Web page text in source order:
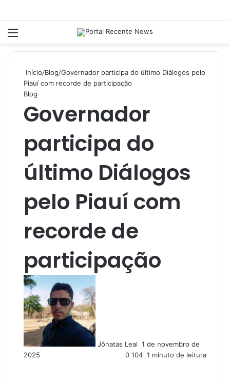
Início/Blog/Governador participa do último Diálogos pelo
Piauí com recorde de participação
Blog
Governador
participa do
último Diálogos
pelo Piauí com
recorde de
participação
Jônatas Leal m
e
1 de novembro de
2025
0 104 1 minuto de leitura